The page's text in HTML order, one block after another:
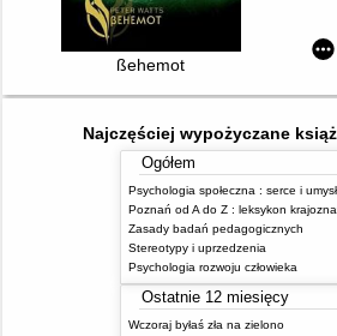
ßehemot
Najczęściej wypożyczane
Ogółem
Psychologia społeczna : serce i umysł
Poznań od A do Z : leksykon
Zasady badań pedagogicznych
Stereotypy i uprzedzenia
Psychologia rozwoju człowieka
Ostatnie 12 miesięcy
Wczoraj byłaś zła na zielono